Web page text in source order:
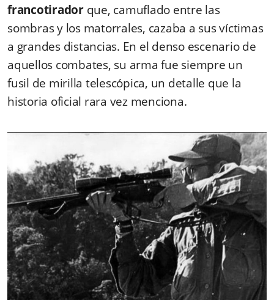
francotiradorque, camuflado entre las
sombras y los matorrales, cazaba a sus víctimas
a grandes distancias. En el denso escenario de
aquellos combates, su arma fue siempre un
fusil de mirilla telescópica, un detalle que la
historia oficial rara vez menciona.